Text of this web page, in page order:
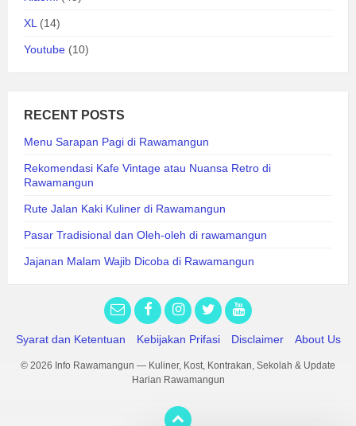
XL (14)
Youtube (10)
RECENT POSTS
Menu Sarapan Pagi di Rawamangun
Rekomendasi Kafe Vintage atau Nuansa Retro di
Rawamangun
Rute Jalan Kaki Kuliner di Rawamangun
Pasar Tradisional dan Oleh-oleh di rawamangun
Jajanan Malam Wajib Dicoba di Rawamangun
Syarat dan Ketentuan Kebijakan Prifasi Disclaimer About Us
© 2026 Info Rawamangun — Kuliner, Kost, Kontrakan, Sekolah & Update
Harian Rawamangun